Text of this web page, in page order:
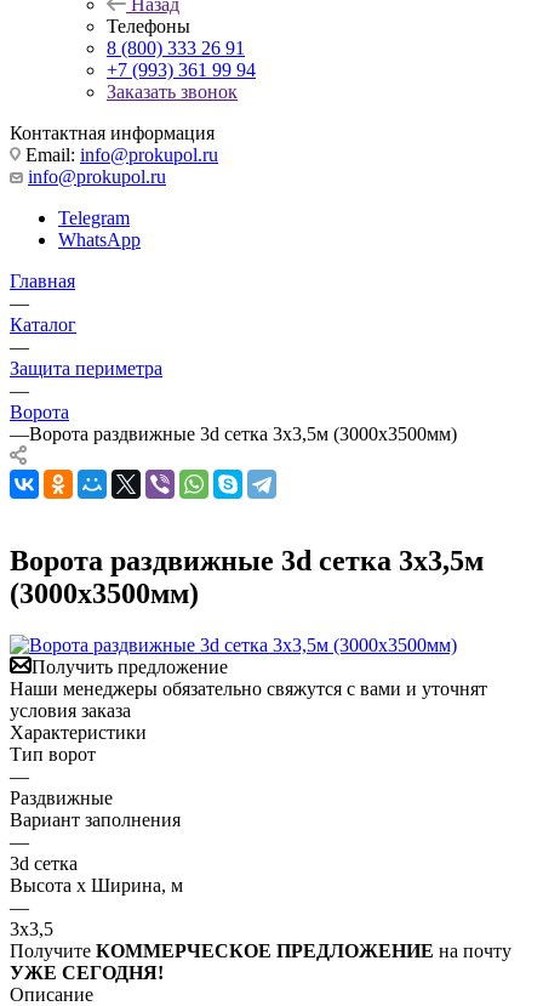
Назад
Телефоны
8 (800) 333 26 91
+7 (993) 361 99 94
Заказать звонок
Контактная информация
Email: info@prokupol.ru
info@prokupol.ru
Telegram
WhatsApp
Главная
—
Каталог
—
Защита периметра
—
Ворота
—Ворота раздвижные 3d сетка 3х3,5м (3000х3500мм)
Ворота раздвижные 3d сетка 3х3,5м
(3000х3500мм)
Получить предложение
Наши менеджеры обязательно свяжутся с вами и уточнят
условия заказа
Характеристики
Тип ворот
—
Раздвижные
Вариант заполнения
—
3d сетка
Высота х Ширина, м
—
3х3,5
Получите КОММЕРЧЕСКОЕ ПРЕДЛОЖЕНИЕ на почту
УЖЕ СЕГОДНЯ!
Описание